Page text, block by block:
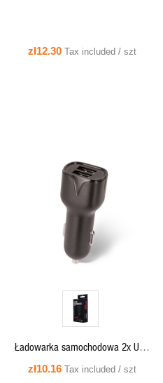
zł12.30 Tax included / szt
QUICK VIEW
Ładowarka samochodowa 2x USB
2,4A - Maxlife MXCC-01
zł10.16 Tax included / szt